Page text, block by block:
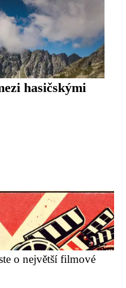
hasičskými
o největší filmové